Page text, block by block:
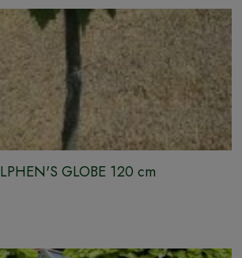
GLOBE 120 cm